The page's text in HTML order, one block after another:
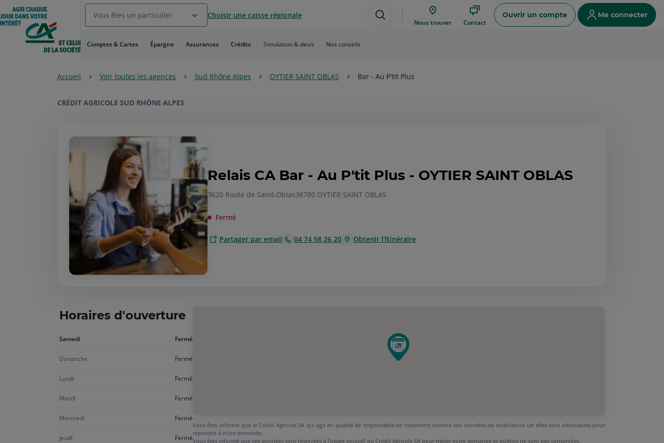
Aller
au
Menu
Aller au
Contenu
Vous êtes un particulier Choisir une caisse régionale
Assistance
Nous trouver Contact
Ouvrir un compte Me connecter
Comptes & Cartes Épargne Assurances Crédits Simulation & devis Nos conseils
Accueil Voir toutes les agences Sud Rhône Alpes OYTIER SAINT OBLAS Bar - Au P'tit Plus
CRÉDIT AGRICOLE SUD RHÔNE ALPES
Relais CA Bar - Au P'tit Plus - OYTIER SAINT OBLAS
3620 Route de Saint-Oblas38780 OYTIER SAINT OBLAS
Fermé
Partager par email 04 74 58 26 20 Obtenir l'itinéraire
Horaires d'ouverture
SamediAujourd'hui
Fermé
Dimanche Fermé
Lundi Fermé
Mardi Fermé
Mercredi Fermé
Jeudi Fermé
Vous êtes informé que le Crédit Agricole SA qui agit en qualité de responsable de traitement collecte vos données de localisation car elles sont nécessaires pour
répondre à votre demande.
Vous êtes informé que ces données sont réservées à l’usage exclusif du Crédit Agricole SA pour traiter votre demande et qu’elles ne sont pas conservées.